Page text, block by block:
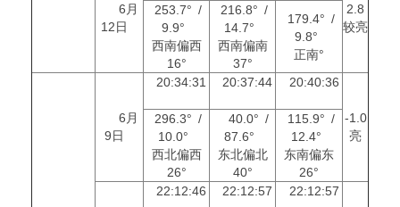
6月
12日
2.8
较亮
253.7° /
9.9°
西南偏西
16°
216.8° /
14.7°
西南偏南
37°
179.4° /
9.8°
正南°
6月
9日
20:34:31 20:37:44 20:40:36
-1.0
亮
296.3° /
10.0°
西北偏西
26°
40.0° /
87.6°
东北偏北
40°
115.9° /
12.4°
东南偏东
26°
22:12:46 22:12:57 22:12:57